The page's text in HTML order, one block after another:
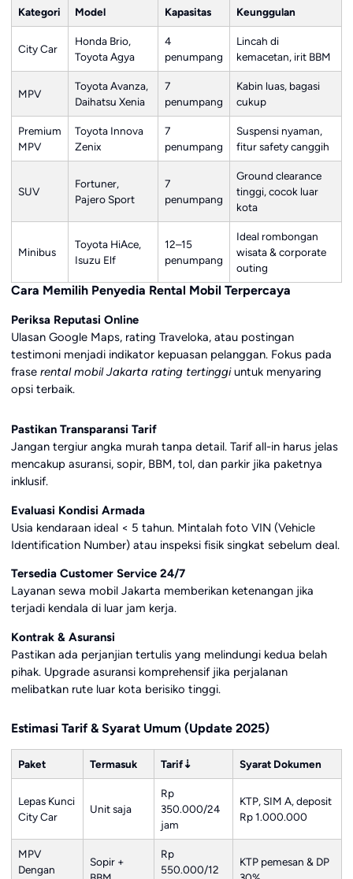
Kategori Model Kapasitas Keunggulan
City Car
Honda Brio,
Toyota Agya
4
penumpang
Lincah di
kemacetan, irit BBM
MPV
Toyota Avanza,
Daihatsu Xenia
7
penumpang
Kabin luas, bagasi
cukup
Premium
MPV
Toyota Innova
Zenix
7
penumpang
Suspensi nyaman,
fitur safety canggih
SUV
Fortuner,
Pajero Sport
7
penumpang
Ground clearance
tinggi, cocok luar
kota
Minibus
Toyota HiAce,
Isuzu Elf
12–15
penumpang
Ideal rombongan
wisata & corporate
outing
Cara Memilih Penyedia Rental Mobil Terpercaya
Periksa Reputasi Online
Ulasan Google Maps, rating Traveloka, atau postingan
testimoni menjadi indikator kepuasan pelanggan. Fokus pada
frase rental mobil Jakarta rating tertinggiuntuk menyaring
opsi terbaik.
Pastikan Transparansi Tarif
Jangan tergiur angka murah tanpa detail. Tarif all-in harus jelas
mencakup asuransi, sopir, BBM, tol, dan parkir jika paketnya
inklusif.
Evaluasi Kondisi Armada
Usia kendaraan ideal < 5 tahun. Mintalah foto VIN (Vehicle
Identification Number) atau inspeksi fisik singkat sebelum deal.
Tersedia Customer Service 24/7
Layanan sewa mobil Jakarta memberikan ketenangan jika
terjadi kendala di luar jam kerja.
Kontrak & Asuransi
Pastikan ada perjanjian tertulis yang melindungi kedua belah
pihak. Upgrade asuransi komprehensif jika perjalanan
melibatkan rute luar kota berisiko tinggi.
Estimasi Tarif & Syarat Umum (Update 2025)
Paket Termasuk Tarif⇣ Syarat Dokumen
Lepas Kunci
City Car
Unit saja
Rp
350.000/24
jam
KTP, SIM A, deposit
Rp 1.000.000
MPV
Dengan
Sopir +
Rp
550.000/12
KTP pemesan & DP